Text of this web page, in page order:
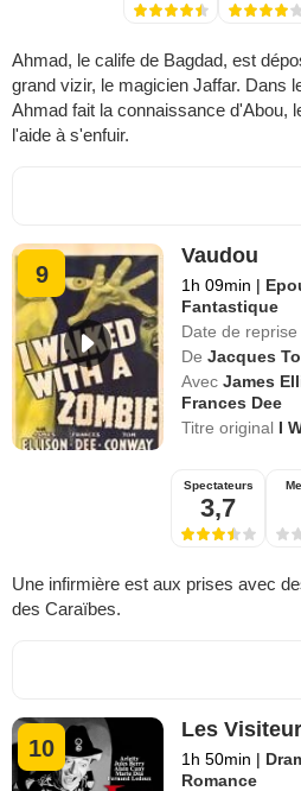
Ahmad, le calife de Bagdad, est
grand vizir, le magicien Jaffar. Dans
Ahmad fait la connaissance d'Abou,
l'aide à s'enfuir.
9
Vaudou
1h 09min |
Fantastique
Date de reprise
De Jacques
Avec James
Frances Dee
Titre original I
Spectateurs
3,7
Une infirmière est aux prises avec
des Caraïbes.
10
Les
1h 50min |
Romance